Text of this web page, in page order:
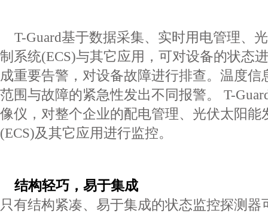
T-Guard基于数据采集、实时用电管理、
制系统(ECS)与其它应用，可对设备的状态
成重要告警，对设备故障进行排查。温度信
范围与故障的紧急性发出不同报警。 T-
像仪，对整个企业的配电管理、光伏太阳能
(ECS)及其它应用进行监控。
结构轻巧，易于集成
只有结构紧凑、易于集成的状态监控探测